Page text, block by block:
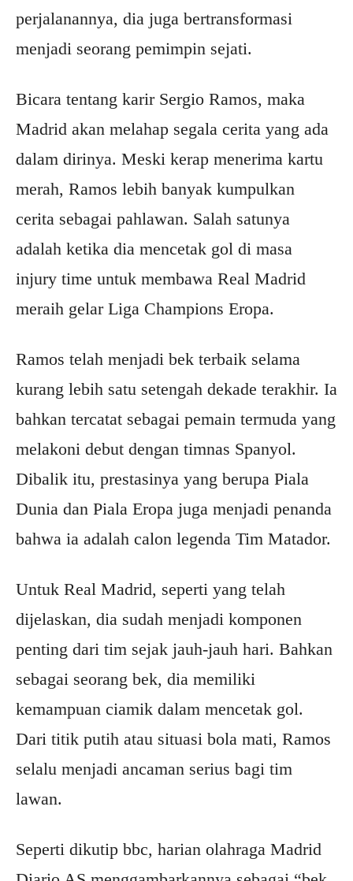
perjalanannya, dia juga bertransformasi
menjadi seorang pemimpin sejati.
Bicara tentang karir Sergio Ramos, maka
Madrid akan melahap segala cerita yang ada
dalam dirinya. Meski kerap menerima kartu
merah, Ramos lebih banyak kumpulkan
cerita sebagai pahlawan. Salah satunya
adalah ketika dia mencetak gol di masa
injury time untuk membawa Real Madrid
meraih gelar Liga Champions Eropa.
Ramos telah menjadi bek terbaik selama
kurang lebih satu setengah dekade terakhir. Ia
bahkan tercatat sebagai pemain termuda yang
melakoni debut dengan timnas Spanyol.
Dibalik itu, prestasinya yang berupa Piala
Dunia dan Piala Eropa juga menjadi penanda
bahwa ia adalah calon legenda Tim Matador.
Untuk Real Madrid, seperti yang telah
dijelaskan, dia sudah menjadi komponen
penting dari tim sejak jauh-jauh hari. Bahkan
sebagai seorang bek, dia memiliki
kemampuan ciamik dalam mencetak gol.
Dari titik putih atau situasi bola mati, Ramos
selalu menjadi ancaman serius bagi tim
lawan.
Seperti dikutip bbc, harian olahraga Madrid